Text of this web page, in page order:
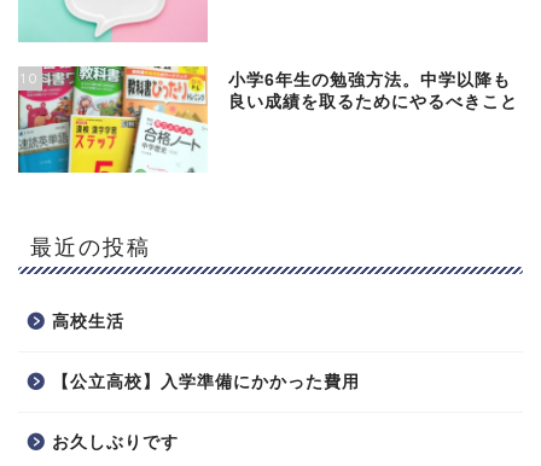
10
小学6年生の勉強方法。中学以降も
良い成績を取るためにやるべきこと
最近の投稿
高校生活
【公立高校】入学準備にかかった費用
お久しぶりです